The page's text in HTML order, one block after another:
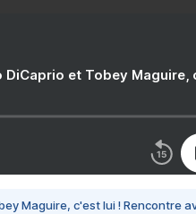
DiCaprio et Tobey
Maguire, c'est lui ! Rencontre